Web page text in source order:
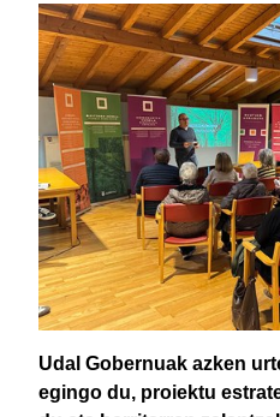
Udal Gobernuak azken
egingo du, proiektu